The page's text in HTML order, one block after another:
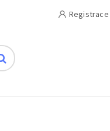
Registrace